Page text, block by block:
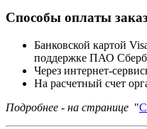
Способы оплаты
Банковской картой
поддержке ПАО
Через интернет-
На расчетный счет
Подробнее - на странице "